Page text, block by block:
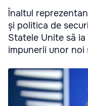
Înaltul
și politica de
Statele Unite să
impunerii unor noi